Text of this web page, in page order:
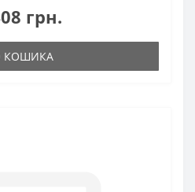
грн.
КОШИКА